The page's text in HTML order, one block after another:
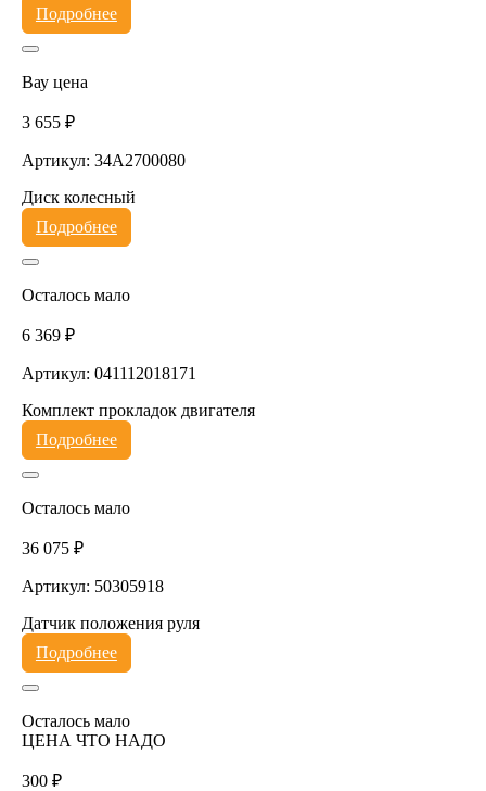
Подробнее
Вау цена
3 655 ₽
Артикул: 34A2700080
Диск колесный
Подробнее
Осталось мало
6 369 ₽
Артикул: 041112018171
Комплект прокладок двигателя
Подробнее
Осталось мало
36 075 ₽
Артикул: 50305918
Датчик положения руля
Подробнее
Осталось мало
ЦЕНА ЧТО НАДО
300 ₽